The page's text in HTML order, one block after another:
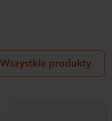
Wszystkie produkty